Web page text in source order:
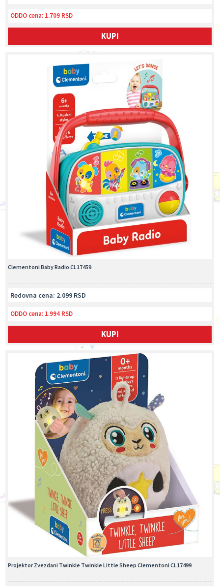
ODDO cena: 1.709 RSD
KUPI
Clementoni Baby Radio CL17459
Redovna cena: 2.099 RSD
ODDO cena: 1.994 RSD
KUPI
Projektor Zvezdani Twinkle Twinkle Little Sheep Clementoni CL17499